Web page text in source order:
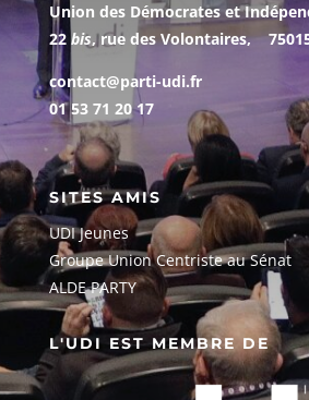
Union des Démocrates et
22 bis, rue des Volontaires,
contact@parti-udi.fr
01 53 71 20 17
SITES AMIS
UDI Jeunes
Groupe Union Centriste au Sénat
ALDE PARTY
L'UDI EST MEMBRE DE